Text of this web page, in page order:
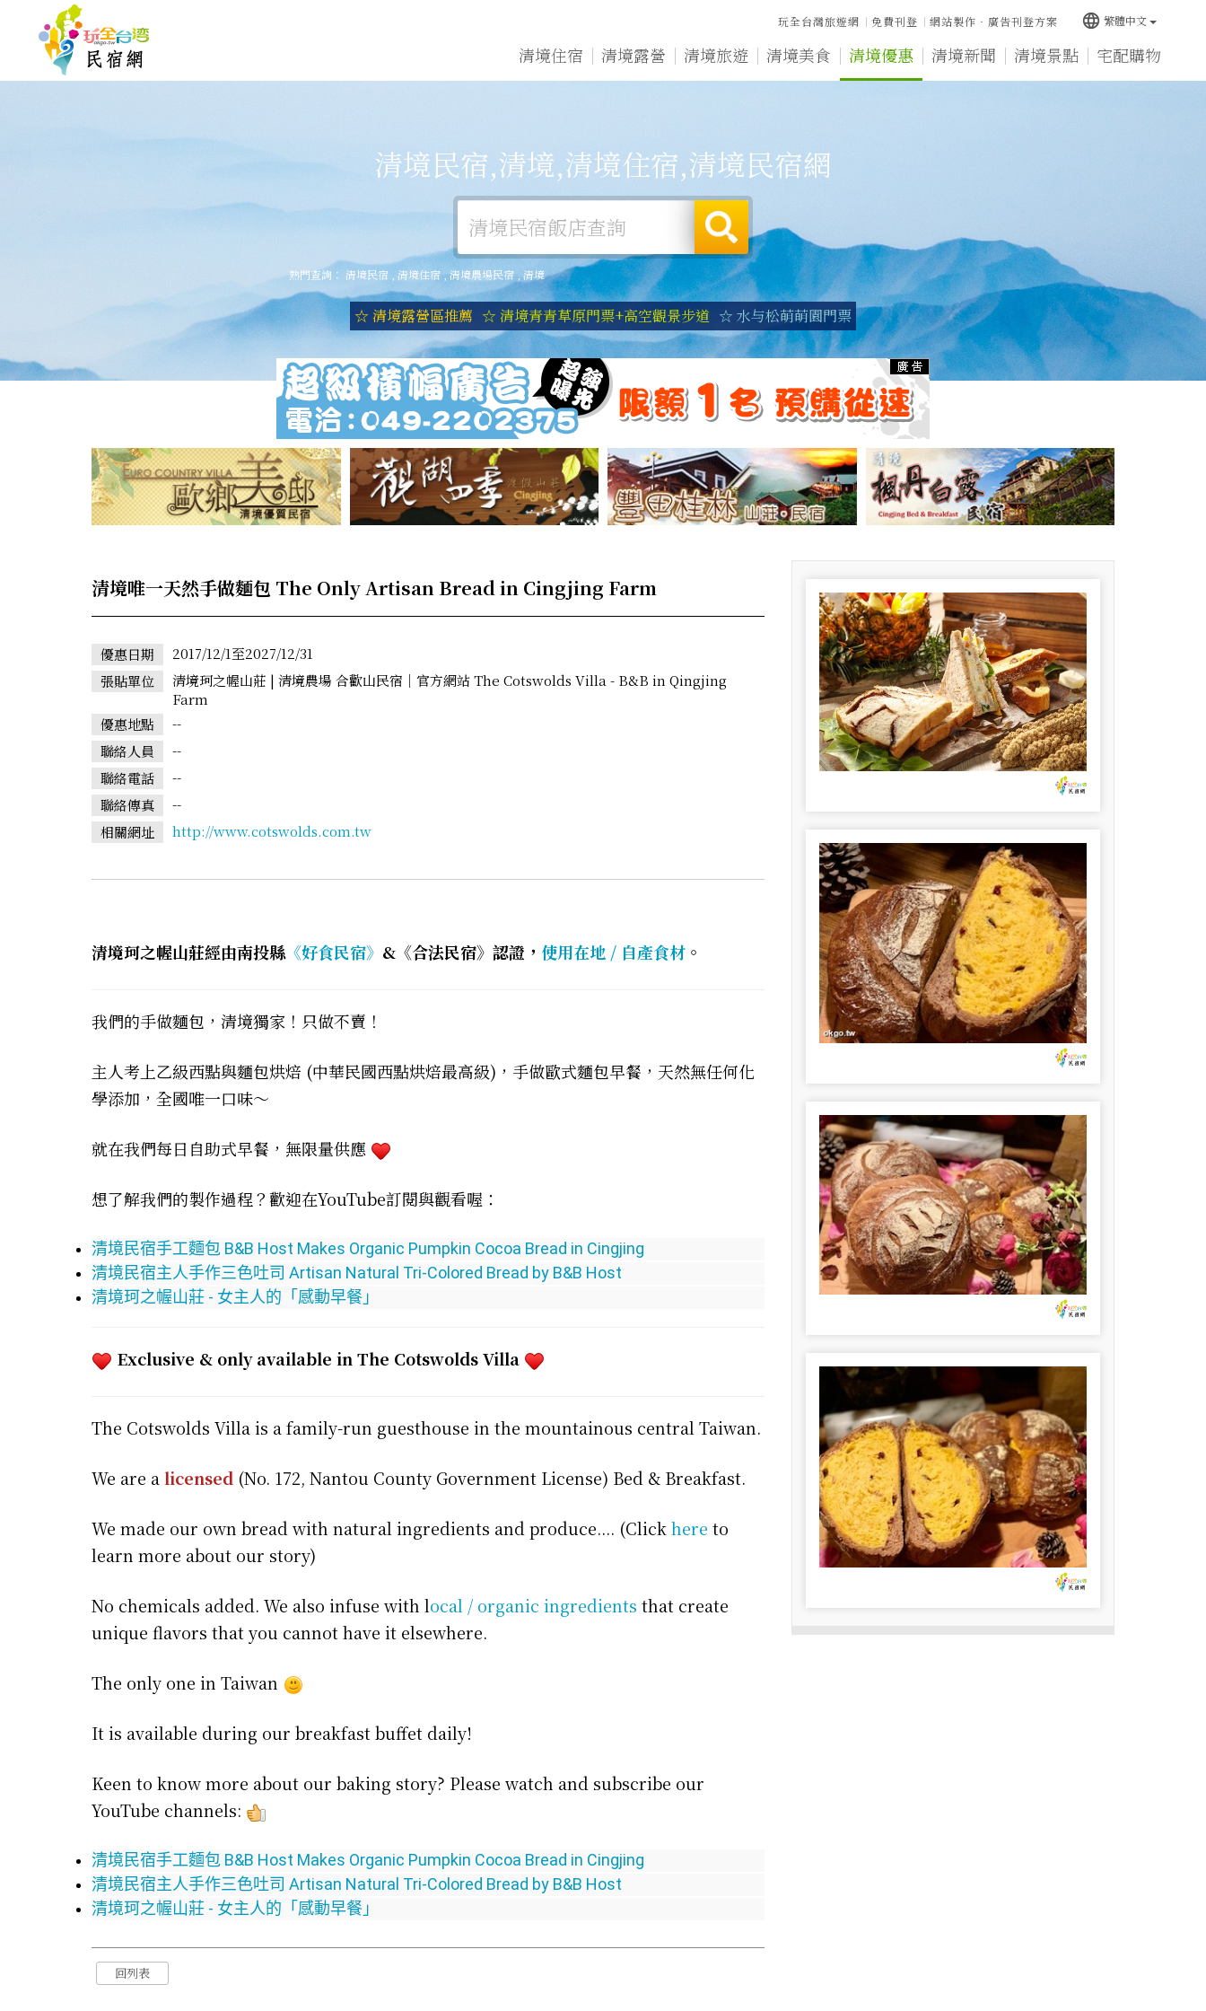
清境住宿 清境露營 清境旅遊 清境美食 清境優惠 清境新聞 清境景點 宅配購物
玩全台灣旅遊網 免費刊登 網站製作‧廣告刊登方案 language 繁體中文
清境民宿,清境,清境住宿,清境民宿網
熱門查詢： 清境民宿 清境住宿,清境農場民宿, 清境
☆ 清境露營區推薦 ☆ 清境青青草原門票+高空觀景步道 ☆ 水与松萌萌園門票
清境唯一天然手做麵包 The Only Artisan Bread in Cingjing Farm
優惠日期
2017/12/1至2027/12/31
張貼單位
清境珂之幄山莊 | 清境農場 合歡山民宿｜官方網站 The Cotswolds Villa - B&B in Qingjing
Farm
優惠地點
--
聯絡人員
--
聯絡電話
--
聯絡傳真
--
相關網址
http://www.cotswolds.com.tw
清境珂之幄山莊經由南投縣《好食民宿》 &《合法民宿》認證， 使用在地 / 自產食材 。
我們的手做麵包，清境獨家！只做不賣！
主人考上乙級西點與麵包烘焙 (中華民國西點烘焙最高級)，手做歐式麵包早餐，天然無任何化
學添加，全國唯一口味～
就在我們每日自助式早餐，無限量供應
想了解我們的製作過程？歡迎在YouTube訂閱與觀看喔：
清境民宿手工麵包 B&B Host Makes Organic Pumpkin Cocoa Bread in Cingjing
清境民宿主人手作三色吐司 Artisan Natural Tri-Colored Bread by B&B Host
清境珂之幄山莊 - 女主人的「感動早餐」
Exclusive & only available in The Cotswolds Villa
The Cotswolds Villa is a family-run guesthouse in the mountainous central Taiwan.
We are a licensed (No. 172, Nantou County Government License) Bed & Breakfast.
We made our own bread with natural ingredients and produce.... (Clickhere to
learn more about our story)
No chemicals added. We also infuse with local / organic ingredients that create
unique flavors that you cannot have it elsewhere.
The only one in Taiwan
It is available during our breakfast buffet daily!
Keen to know more about our baking story? Please watch and subscribe our
YouTube channels:
清境民宿手工麵包 B&B Host Makes Organic Pumpkin Cocoa Bread in Cingjing
清境民宿主人手作三色吐司 Artisan Natural Tri-Colored Bread by B&B Host
清境珂之幄山莊 - 女主人的「感動早餐」
回列表